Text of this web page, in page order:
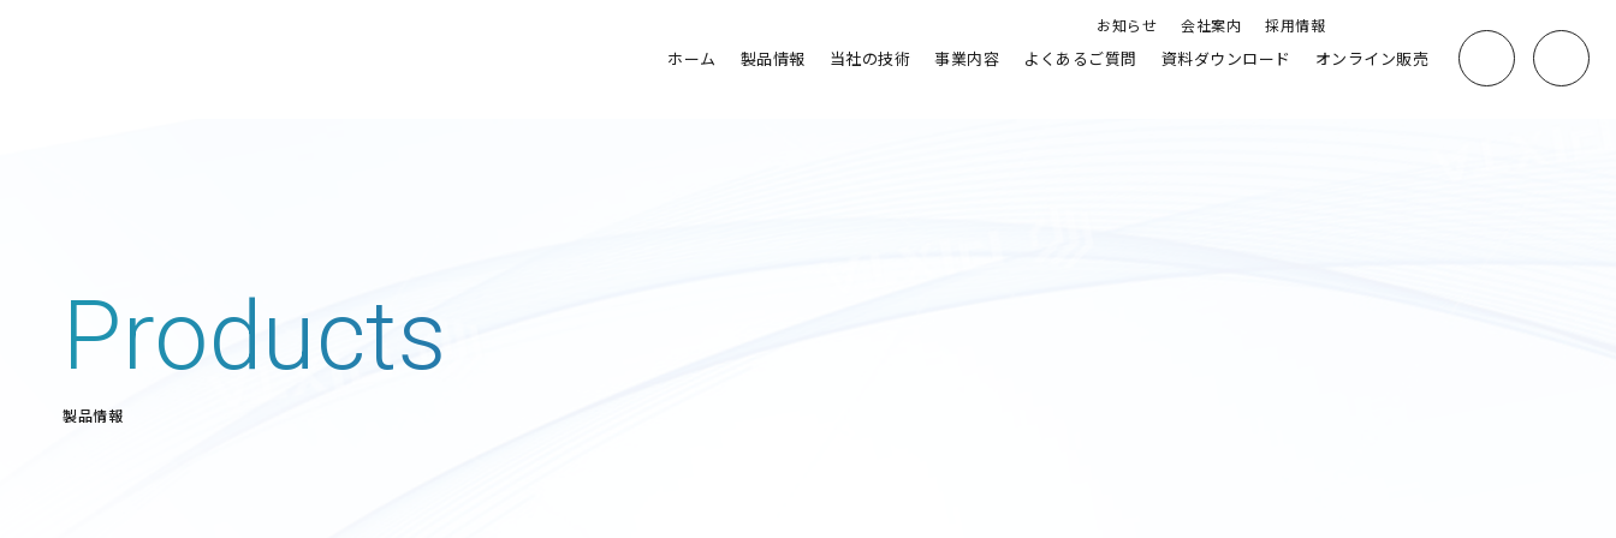
ホーム 製品情報 当社の技術 事業内容 よくあるご質問 資料ダウンロード オンライン販売
お知らせ 会社案内 採用情報
Products
製品情報